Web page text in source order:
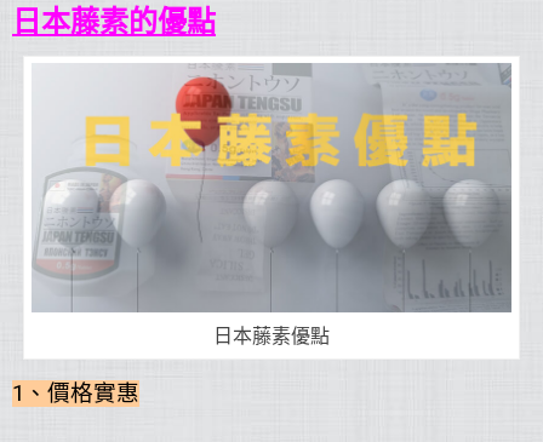
日本藤素的優點
日本藤素優點
1、價格實惠